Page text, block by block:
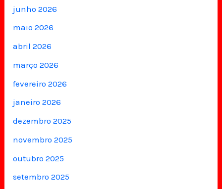
junho 2026
maio 2026
abril 2026
março 2026
fevereiro 2026
janeiro 2026
dezembro 2025
novembro 2025
outubro 2025
setembro 2025